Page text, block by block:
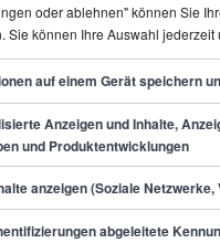
kannst du in München
aber mit einem
liegt bei 53.300
18 € in der
du auf
dich nicht nur für
Praktika oder
in München?
oder ablehnen" können Sie
Sie können Ihre Auswahl jederzeit
auf einem Gerät speichern
Anzeigen und Inhalte,
und Produktentwicklungen
anzeigen (Soziale Netzwerke,
abgeleitete